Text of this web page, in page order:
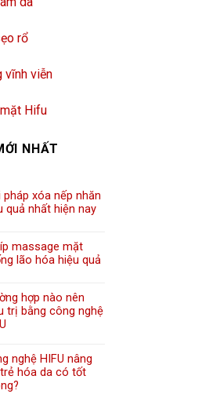
rổ
vĩnh viễn
Hifu
NHẤT
pháp xóa nếp nhăn
quả nhất hiện nay
massage mặt
lão hóa hiệu quả
hợp nào nên
trị bằng công nghệ
nghệ HIFU nâng
hóa da có tốt